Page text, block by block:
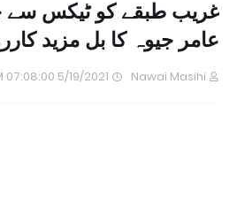
غریب طبقے کو ٹیکس سے
عامر جیوہ کا بل مزید
Nawai Masihi
5/19/2021 07:08:00 PM